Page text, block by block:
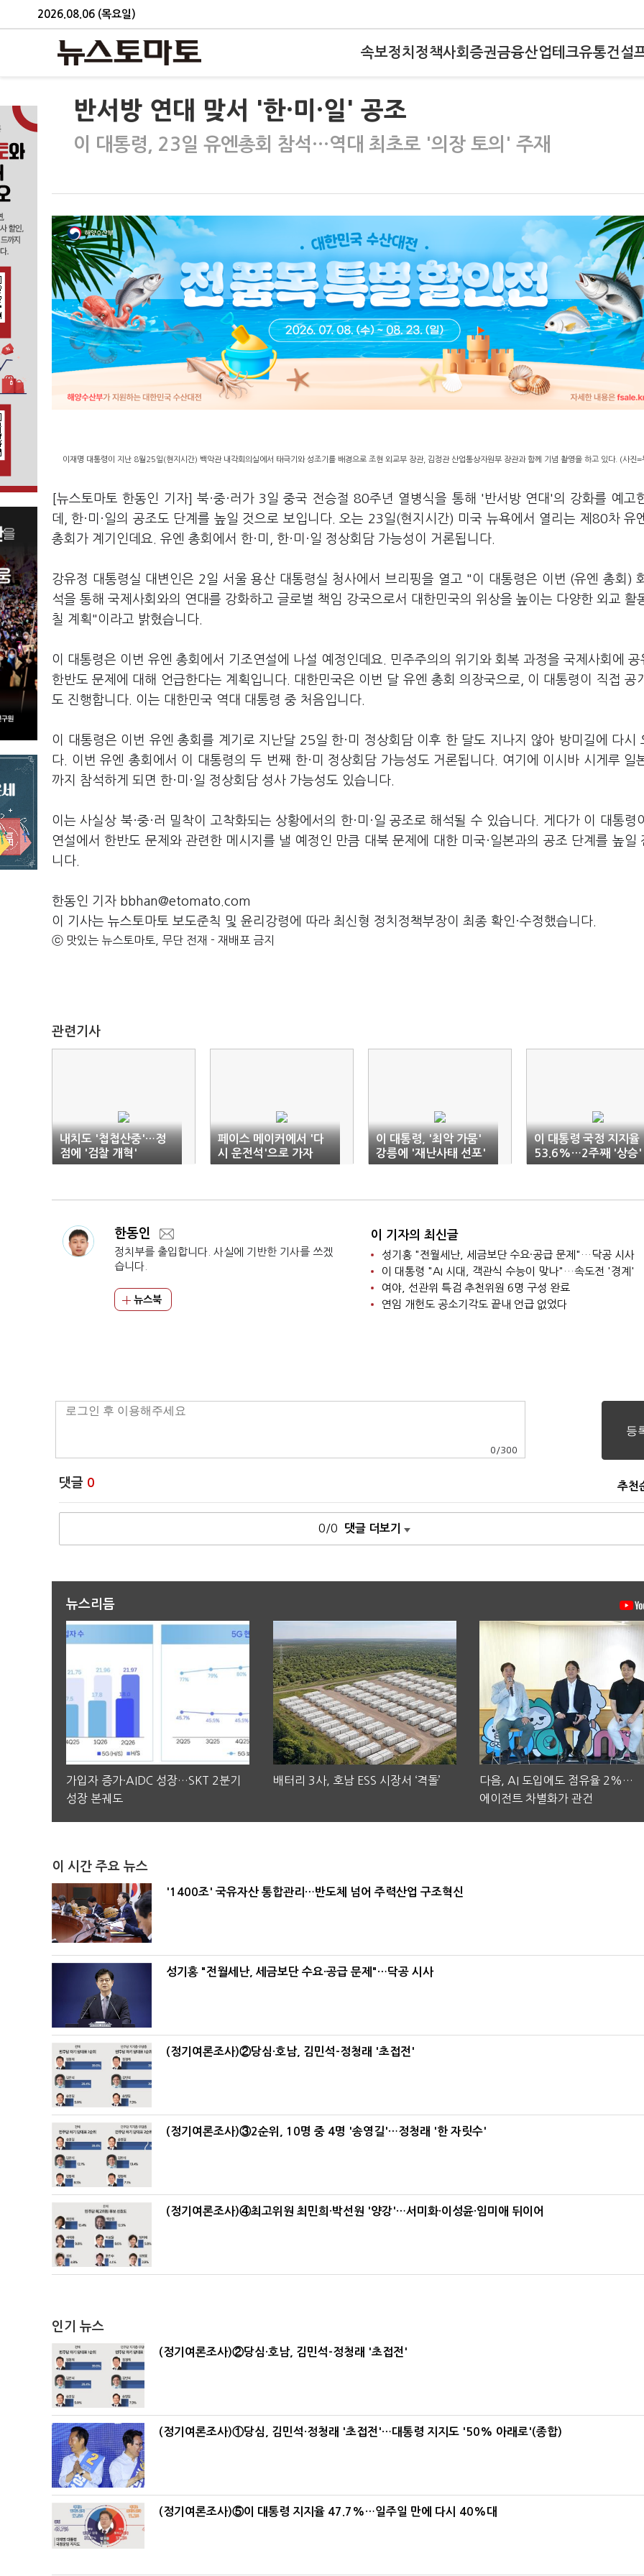
2026.08.06 (목요일)
속보정치 정책사회 증권금융산업테크유통건설
반서방 연대 맞서 '한·미·일' 공조
이 대통령, 23일 유엔총회 참석…역대 최초로 '의장 토의' 주재
이재명 대통령이 지난 8월25일(현지시간) 백악관 내각회의실에서 태극기와 성조기를 배경으로 조현 외교부 장관, 김정관 산업통상자원부 장관과 함께 기념 촬영을 하고 있다. (사진=
[뉴스토마토 한동인 기자] 북·중·러가 3일 중국 전승절 80주년 열병식을 통해 '반서방 연대'의 강화를 예고
데, 한·미·일의 공조도 단계를 높일 것으로 보입니다. 오는 23일(현지시간) 미국 뉴욕에서 열리는 제80차 유
총회가 계기인데요. 유엔 총회에서 한·미, 한·미·일 정상회담 가능성이 거론됩니다.
강유정 대통령실 대변인은 2일 서울 용산 대통령실 청사에서 브리핑을 열고 "이 대통령은 이번 (유엔 총회)
석을 통해 국제사회와의 연대를 강화하고 글로벌 책임 강국으로서 대한민국의 위상을 높이는 다양한 외교 활
칠 계획"이라고 밝혔습니다.
이 대통령은 이번 유엔 총회에서 기조연설에 나설 예정인데요. 민주주의의 위기와 회복 과정을 국제사회에 공
한반도 문제에 대해 언급한다는 계획입니다. 대한민국은 이번 달 유엔 총회 의장국으로, 이 대통령이 직접 공
도 진행합니다. 이는 대한민국 역대 대통령 중 처음입니다.
이 대통령은 이번 유엔 총회를 계기로 지난달 25일 한·미 정상회담 이후 한 달도 지나지 않아 방미길에 다시
다. 이번 유엔 총회에서 이 대통령의 두 번째 한·미 정상회담 가능성도 거론됩니다. 여기에 이시바 시게루 일
까지 참석하게 되면 한·미·일 정상회담 성사 가능성도 있습니다.
이는 사실상 북·중·러 밀착이 고착화되는 상황에서의 한·미·일 공조로 해석될 수 있습니다. 게다가 이 대통령
연설에서 한반도 문제와 관련한 메시지를 낼 예정인 만큼 대북 문제에 대한 미국·일본과의 공조 단계를 높일
니다.
한동인 기자 bbhan@etomato.com
이 기사는 뉴스토마토 보도준칙 및 윤리강령에 따라 최신형 정치정책부장이 최종 확인·수정했습니다.
ⓒ 맛있는 뉴스토마토, 무단 전재 - 재배포 금지
관련기사
내치도 '첩첩산중'…정
점에 '검찰 개혁'
페이스 메이커에서 '다
시 운전석'으로 가자
이 대통령, '최악 가뭄'
강릉에 '재난사태 선포'
지시
이 대통령 국정 지지율
53.6%…2주째 '상승'
한동인
정치부를 출입합니다. 사실에 기반한 기사를 쓰겠
습니다.
뉴스북
이 기자의 최신글
성기홍 "전월세난, 세금보단 수요·공급 문제"…닥공 시사
이 대통령 "AI 시대, 객관식 수능이 맞나"…속도전 '경계'
여야, 선관위 특검 추천위원 6명 구성 완료
연임 개헌도 공소기각도 끝내 언급 없었다
0 /300
댓글 0 추천
0/0 댓글 더보기
뉴스리듬
가입자 증가·AIDC 성장…SKT 2분기
성장 본궤도
배터리 3사, 호남 ESS 시장서 ‘격돌’
다음, AI 도입에도 점유율 2%…
에이전트 차별화가 관건
이 시간 주요 뉴스
'1400조' 국유자산 통합관리…반도체 넘어 주력산업 구조혁신
성기홍 "전월세난, 세금보단 수요·공급 문제"…닥공 시사
(정기여론조사)②당심·호남, 김민석-정청래 '초접전'
(정기여론조사)③2순위, 10명 중 4명 '송영길'…정청래 '한 자릿수'
(정기여론조사)④최고위원 최민희·박선원 '양강'…서미화·이성윤·임미애 뒤이어
인기 뉴스
(정기여론조사)②당심·호남, 김민석-정청래 '초접전'
(정기여론조사)①당심, 김민석·정청래 '초접전'…대통령 지지도 '50% 아래로'(종합)
(정기여론조사)⑤이 대통령 지지율 47.7%…일주일 만에 다시 40%대